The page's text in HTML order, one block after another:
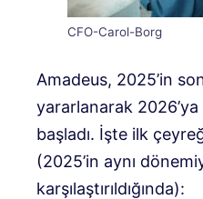
CFO-Carol-Borg
Amadeus, 2025’in
yararlanarak
başladı. İşte ilk
(2025’in aynı
karşılaştırıldığında):